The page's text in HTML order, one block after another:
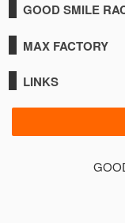
GOOD SMILE
MAX FACTORY
LINKS